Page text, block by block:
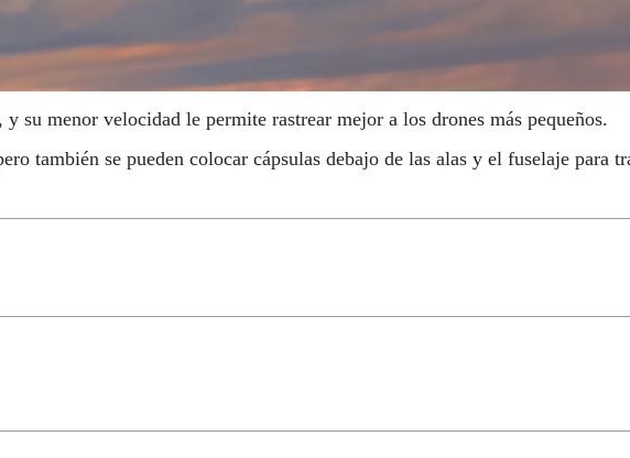
menor velocidad le permite rastrear mejor a los drones más pequeños.
también se pueden colocar cápsulas debajo de las alas y el fuselaje para